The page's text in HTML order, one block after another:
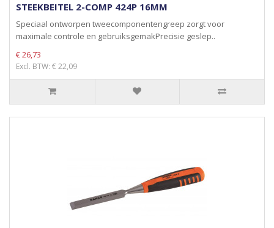
STEEKBEITEL 2-COMP 424P 16MM
Speciaal ontworpen tweecomponentengreep zorgt voor
maximale controle en gebruiksgemakPrecisie geslep..
€ 26,73
Excl. BTW: € 22,09